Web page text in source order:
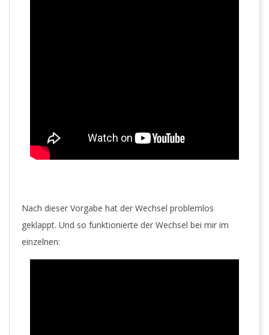
Nach dieser Vorgabe hat der Wechsel problemlos
geklappt. Und so funktionierte der Wechsel bei mir im
einzelnen: